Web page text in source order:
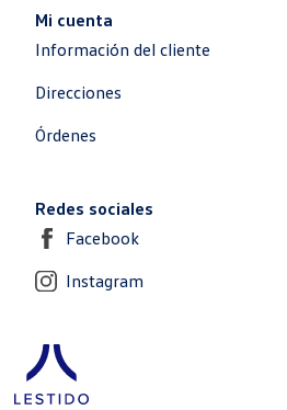
Mi cuenta
Información del cliente
Direcciones
Órdenes
Redes sociales
Facebook
Instagram